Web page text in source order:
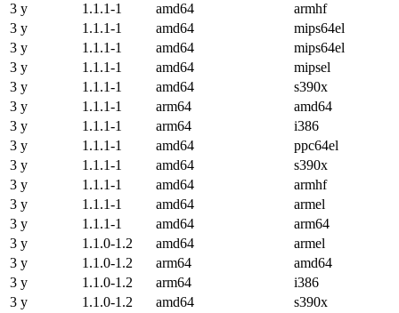
3 y
1.1.1-1 amd64
armhf
3 y
1.1.1-1 amd64
mips64el
3 y
1.1.1-1 amd64
mips64el
3 y
1.1.1-1 amd64
mipsel
3 y
1.1.1-1 amd64
s390x
3 y
1.1.1-1 arm64
amd64
3 y
1.1.1-1 arm64
i386
3 y
1.1.1-1 amd64
ppc64el
3 y
1.1.1-1 amd64
s390x
3 y
1.1.1-1 amd64
armhf
3 y
1.1.1-1 amd64
armel
3 y
1.1.1-1 amd64
arm64
3 y
1.1.0-1.2 amd64
armel
3 y
1.1.0-1.2 arm64
amd64
3 y
1.1.0-1.2 arm64
i386
3 y
1.1.0-1.2 amd64
s390x